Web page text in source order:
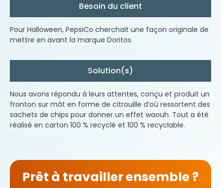
Besoin du client
Pour Halloween, PepsiCo cherchait une façon originale de
mettre en avant la marque Doritos.
Solution(s)
Nous avons répondu à leurs attentes, conçu et produit un
fronton sur mât en forme de citrouille d’où ressortent des
sachets de chips pour donner un effet waouh. Tout a été
réalisé en carton 100 % recyclé et 100 % recyclable.
Prêt à travailler ensemble ?